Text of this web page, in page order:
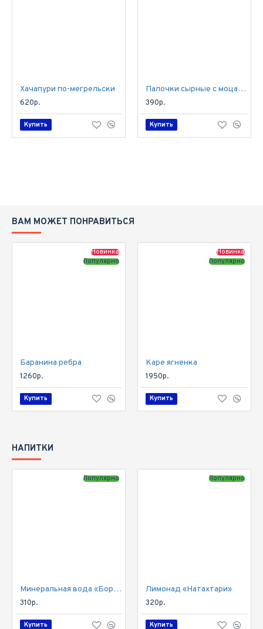
Хачапури по-мегрельски
620р.
Купить
Палочки сырные с моцареллой
390р.
Купить
ВАМ МОЖЕТ ПОНРАВИТЬСЯ
Новинка
Популярно
Баранина ребра
1260р.
Купить
Новинка
Популярно
Каре ягненка
1950р.
Купить
НАПИТКИ
Популярно
Минеральная вода «Боржоми»
310р.
Купить
Популярно
Лимонад «Натахтари»
320р.
Купить